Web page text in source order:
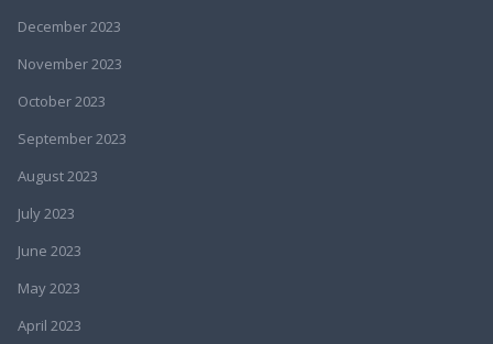
December 2023
November 2023
October 2023
September 2023
August 2023
July 2023
June 2023
May 2023
April 2023